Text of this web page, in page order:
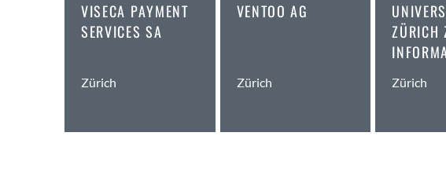
VISECA PAYMENT
SERVICES SA
Zürich
VENTOO AG
Zürich
ZÜRICH
Zürich